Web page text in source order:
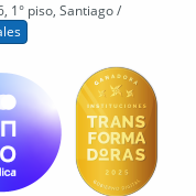
1° piso, Santiago /